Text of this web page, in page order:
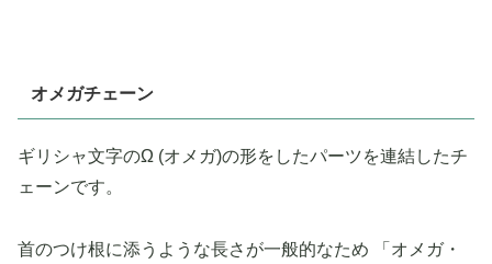
オメガチェーン
ギリシャ文字のΩ (オメガ)の形をしたパーツを連結したチ
ェーンです。
首のつけ根に添うような長さが一般的なため 「オメガ・